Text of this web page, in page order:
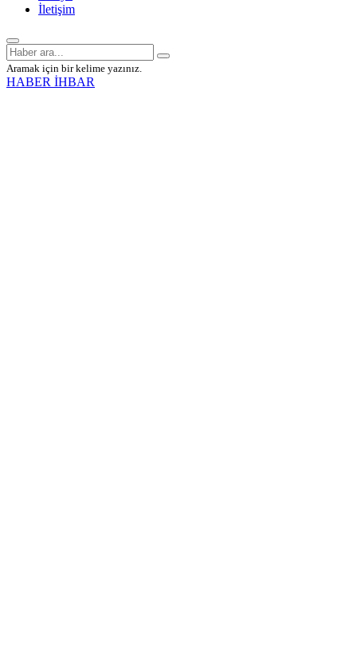
İletişim
Aramak için bir kelime yazınız.
HABER İHBAR